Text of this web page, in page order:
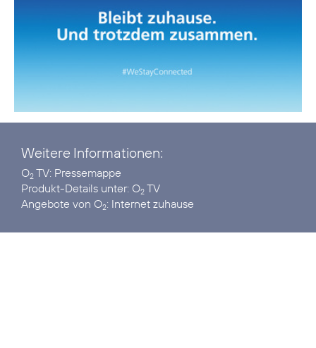
Weitere Informationen:
O2 TV: Pressemappe
Produkt-Details unter: O2 TV
Angebote von O2: Internet zuhause